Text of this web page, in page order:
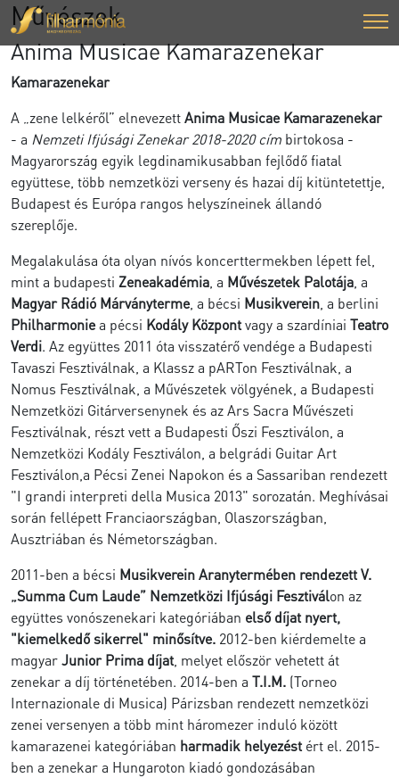
Művészek
Anima Musicae Kamarazenekar
Kamarazenekar
A „zene lelkéről” elnevezettAnima Musicae Kamarazenekar
- a Nemzeti Ifjúsági Zenekar 2018-2020 cím birtokosa -
Magyarország egyik legdinamikusabban fejlődő fiatal
együttese, több nemzetközi verseny és hazai díj kitüntetettje,
Budapest és Európa rangos helyszíneinek állandó
szereplője.
Megalakulása óta olyan nívós koncerttermekben lépett fel,
mint a budapesti Zeneakadémia , a Művészetek Palotája , a
Magyar Rádió Márványterme, a bécsi Musikverein , a berlini
Philharmoniea pécsi Kodály Központvagy a szardíniai Teatro
Verdi. Az együttes 2011 óta visszatérő vendége a Budapesti
Tavaszi Fesztiválnak, a Klassz a pARTon Fesztiválnak, a
Nomus Fesztiválnak, a Művészetek völgyének, a Budapesti
Nemzetközi Gitárversenynek és az Ars Sacra Művészeti
Fesztiválnak, részt vett a Budapesti Őszi Fesztiválon, a
Nemzetközi Kodály Fesztiválon, a belgrádi Guitar Art
Fesztiválon,a Pécsi Zenei Napokon és a Sassariban rendezett
"I grandi interpreti della Musica 2013" sorozatán. Meghívásai
során fellépett Franciaországban, Olaszországban,
Ausztriában és Németországban.
2011-ben a bécsi Musikverein Aranytermében rendezettV.
„Summa Cum Laude” Nemzetközi Ifjúsági Fesztiválon az
együttes vonószenekari kategóriában első díjat nyert,
"kiemelkedő sikerrel" minősítve. 2012-ben kiérdemelte a
magyarJunior Prima díjat , melyet először vehetett át
zenekar a díj történetében. 2014-ben a T.I.M. (Torneo
Internazionale di Musica) Párizsban rendezett nemzetközi
zenei versenyen a több mint háromezer induló között
kamarazenei kategóriában harmadik helyezést ért el. 2015-
ben a zenekar a Hungaroton kiadó gondozásában